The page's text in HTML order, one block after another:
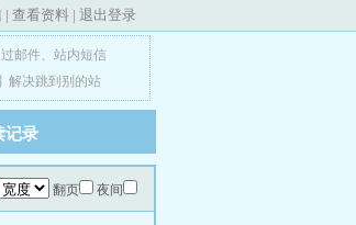
| 查看资料 | 退出登录
邮件、 站内短信
解决跳到别的站
记录
翻页 夜间